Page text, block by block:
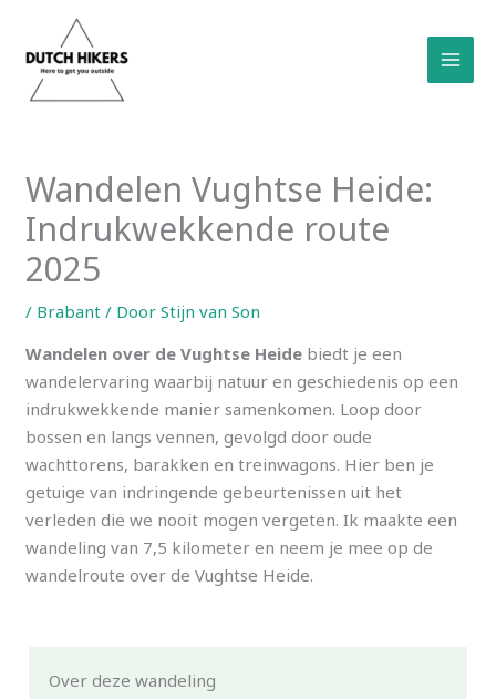
inhoud
Wandelen Vughtse Heide:
Indrukwekkende route
2025
/ Brabant / DoorStijn van Son
Wandelen over de Vughtse Heide biedt je een
wandelervaring waarbij natuur en geschiedenis op een
indrukwekkende manier samenkomen. Loop door
bossen en langs vennen, gevolgd door oude
wachttorens, barakken en treinwagons. Hier ben je
getuige van indringende gebeurtenissen uit het
verleden die we nooit mogen vergeten. Ik maakte een
wandeling van 7,5 kilometer en neem je mee op de
wandelroute over de Vughtse Heide.
Over deze wandeling